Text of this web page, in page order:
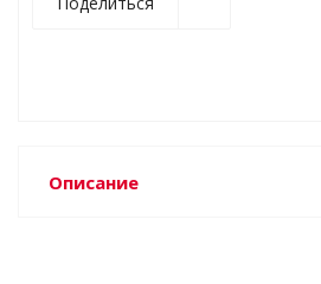
Описание